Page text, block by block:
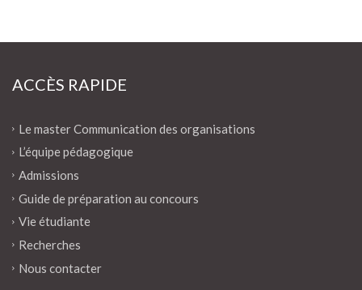
ACCÈS RAPIDE
Le master Communication des organisations
L’équipe pédagogique
Admissions
Guide de préparation au concours
Vie étudiante
Recherches
Nous contacter